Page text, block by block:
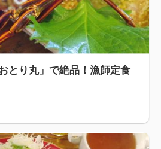
とり丸」で絶品！漁師定食